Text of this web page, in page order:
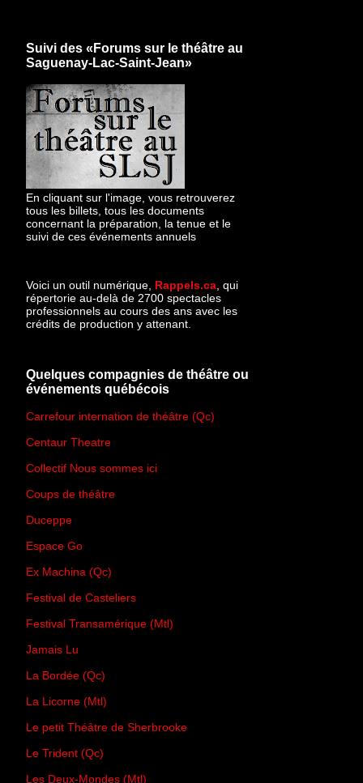
Suivi des «Forums sur le théâtre au
Saguenay-Lac-Saint-Jean»
En cliquant sur l'image, vous retrouverez
tous les billets, tous les documents
concernant la préparation, la tenue et le
suivi de ces événements annuels
Voici un outil numérique, Rappels.ca , qui
répertorie au-delà de 2700 spectacles
professionnels au cours des ans avec les
crédits de production y attenant.
Quelques compagnies de théâtre ou
événements québécois
Carrefour internation de théâtre (Qc)
Centaur Theatre
Collectif Nous sommes ici
Coups de théâtre
Duceppe
Espace Go
Ex Machina (Qc)
Festival de Casteliers
Festival Transamérique (Mtl)
Jamais Lu
La Bordée (Qc)
La Licorne (Mtl)
Le petit Théâtre de Sherbrooke
Le Trident (Qc)
Les Deux-Mondes (Mtl)